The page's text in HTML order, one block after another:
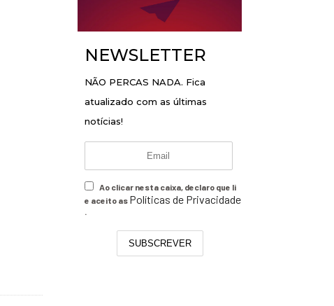
NEWSLETTER
NÃO PERCAS NADA. Fica
atualizado com as últimas
notícias!
Ao clicar nesta caixa, declaro que li
e aceito as Políticas de Privacidade
.
SUBSCREVER